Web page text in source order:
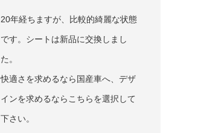
20年経ちますが、比較的綺麗な状態
です。シートは新品に交換しまし
た。
快適さを求めるなら国産車へ、デザ
インを求めるならこちらを選択して
下さい。